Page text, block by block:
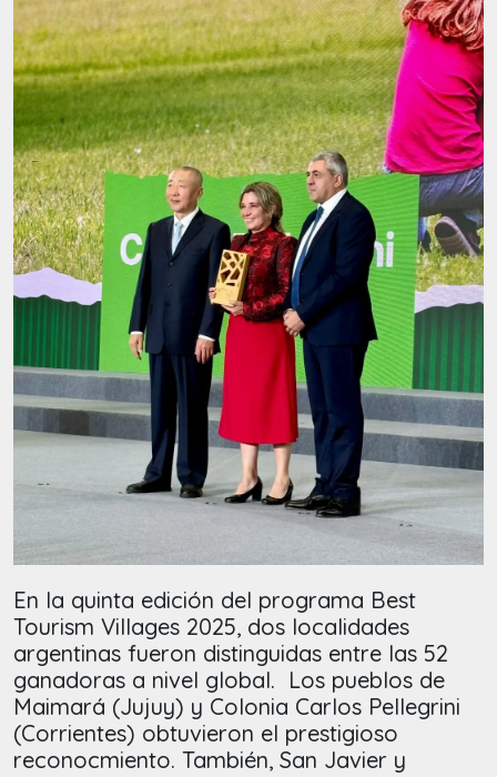
En la quinta edición del programa Best
Tourism Villages 2025, dos localidades
argentinas fueron distinguidas entre las 52
ganadoras a nivel global. Los pueblos de
Maimará (Jujuy) y Colonia Carlos Pellegrini
(Corrientes) obtuvieron el prestigioso
reconocmiento. También, San Javier y